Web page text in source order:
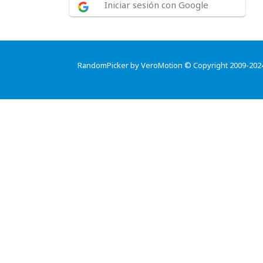
Iniciar sesión con Google
RandomPicker by VeroMotion © Copyright 2009-